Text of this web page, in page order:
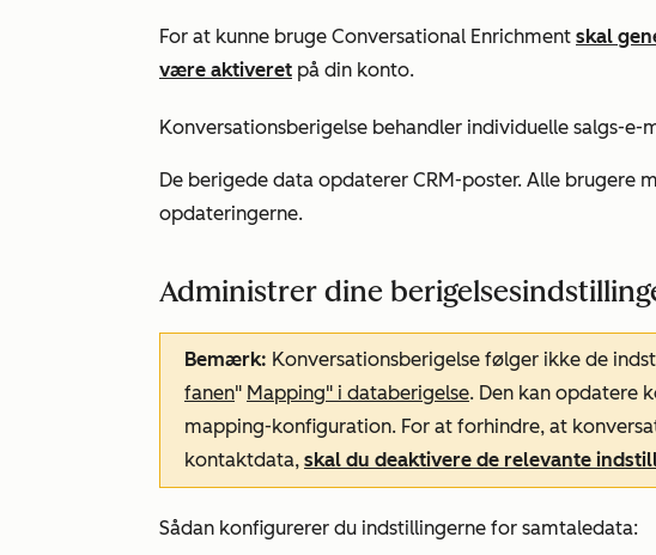
For at kunne bruge Conversational Enrichment skal
være aktiveret på din konto.
Konversationsberigelse behandler individuelle salgs-e-
De berigede data opdaterer CRM-poster. Alle brugere
opdateringerne.
Administrer dine
Bemærk: Konversationsberigelse følger ikke de
fanen" Mapping" i databerigelse. Den kan opdatere
mapping-konfiguration. For at forhindre, at
kontaktdata, skal du deaktivere de relevante
Sådan konfigurerer du indstillingerne for samtaledata: